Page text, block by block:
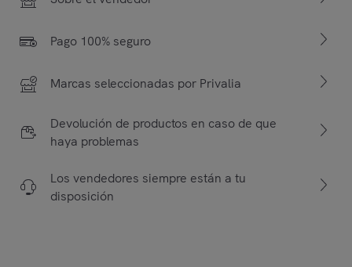
Pago 100% seguro
Marcas seleccionadas por Privalia
Devolución de productos en caso de que
haya problemas
Los vendedores siempre están a tu
disposición